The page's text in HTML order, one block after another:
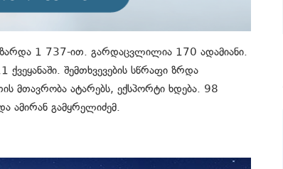
1 737-ით. გარდაცვლილია 170 ადამიანი.
შემთხვევების სწრაფი ზრდა
მთავრობა ატარებს, ექსპორტი ხდება. 98
ამირან გამყრელიძემ.